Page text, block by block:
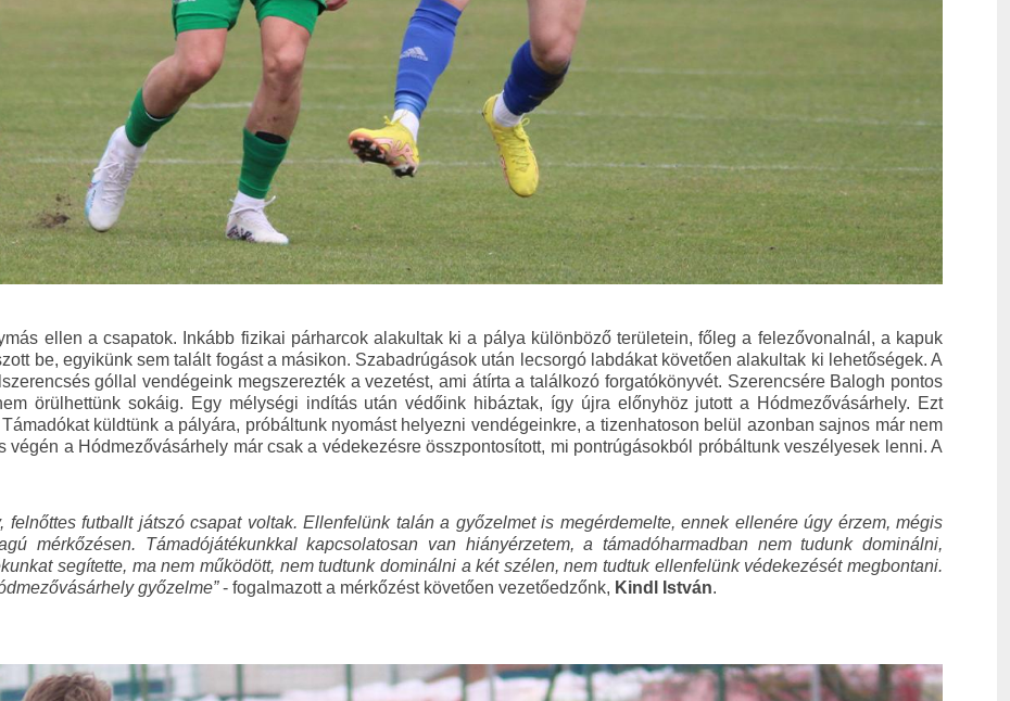
ellen a csapatok. Inkább fizikai párharcok alakultak ki a pálya különböző területein, főleg a felezővonalnál, a kapuk
be, egyikünk sem talált fogást a másikon. Szabadrúgások után lecsorgó labdákat követően alakultak ki lehetőségek. A
góllal vendégeink megszerezték a vezetést, ami átírta a találkozó forgatókönyvét. Szerencsére Balogh pontos
örülhettünk sokáig. Egy mélységi indítás után védőink hibáztak, így újra előnyhöz jutott a Hódmezővásárhely. Ezt
küldtünk a pályára, próbáltunk nyomást helyezni vendégeinkre, a tizenhatoson belül azonban sajnos már nem
a Hódmezővásárhely már csak a védekezésre összpontosított, mi pontrúgásokból próbáltunk veszélyesek lenni. A
felnőttes futballt játszó csapat voltak. Ellenfelünk talán a győzelmet is megérdemelte, ennek ellenére úgy érzem, mégis
mérkőzésen. Támadójátékunkkal kapcsolatosan van hiányérzetem, a támadóharmadban nem tudunk dominálni,
segítette, ma nem működött, nem tudtunk dominálni a két szélen, nem tudtuk ellenfelünk védekezését megbontani.
győzelme”- fogalmazott a mérkőzést követően vezetőedzőnk, Kindl István.